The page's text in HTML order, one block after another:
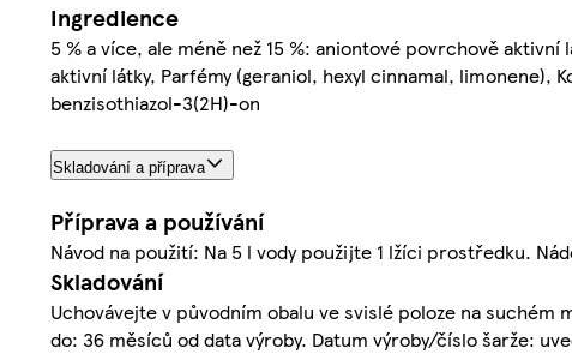
Ingredience
5 % a více, ale méně než 15 %: aniontové povrchově
aktivní látky, Parfémy (geraniol, hexyl cinnamal, limonene),
benzisothiazol-3(2H)-on
Skladování a příprava
Příprava a používání
Návod na použití: Na 5 l vody použijte 1 lžíci prostředku.
Skladování
Uchovávejte v původním obalu ve svislé poloze na
do: 36 měsíců od data výroby. Datum výroby/číslo šarže: